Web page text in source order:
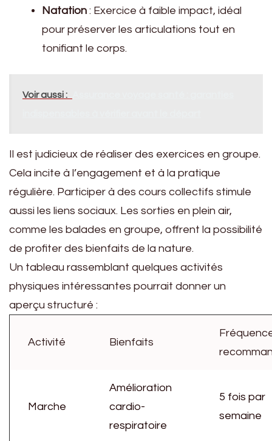
Natation : Exercice à faible impact, idéal
pour préserver les articulations tout en
tonifiant le corps.
Voir aussi :
Il est judicieux de réaliser des exercices en groupe.
Cela incite à l’engagement et à la pratique
régulière. Participer à des cours collectifs stimule
aussi les liens sociaux. Les sorties en plein air,
comme les balades en groupe, offrent la possibilité
de profiter des bienfaits de la nature.
Un tableau rassemblant quelques activités
physiques intéressantes pourrait donner un
aperçu structuré :
Activité Bienfaits
Marche
Amélioration
cardio-
respiratoire
5 fois par
semaine